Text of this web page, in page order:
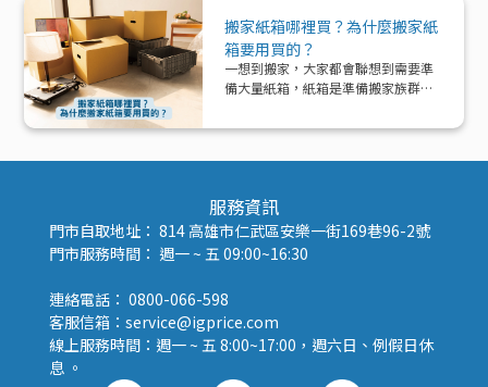
一次解析！
搬家紙箱哪裡買？為什麼搬家紙
箱要用買的？
一想到搬家，大家都會聯想到需要準
備大量紙箱，紙箱是準備搬家族群的
服務資訊
門市自取地址： 814 高雄市仁武區安樂一街169巷96-2號
門市服務時間： 週一 ~ 五 09:00~16:30
連絡電話： 0800-066-598
客服信箱：service@igprice.com
線上服務時間：週一 ~ 五 8:00~17:00，週六日、例假日休
息 。